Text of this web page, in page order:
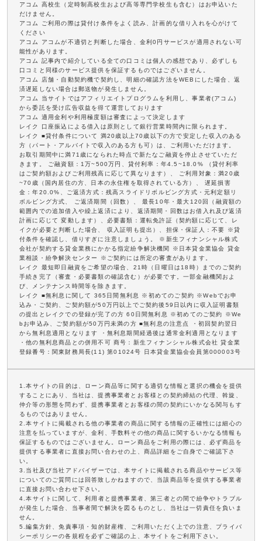
アコム 高校生（定時制高校生および高等専門学校生も含む）はお申込いた
だけません。
アコム ご利用の際は貸付け条件をよく読み、計画的な借り入れを心がけて
ください
アコム アコムが不適切と判断した場合、金利0円サービスが適用されない可
能性があります。
アコム 記事内で紹介している全ての口コミは個人の感想であり、必ずしも
口コミと同様のサービス提供を保証するものではございません。
アコム 店舗・自動契約機で契約し、明細の確認方法をWEBにした場合、返
済遅延しない場合は郵送物が発生しません。
アコム 当サイトではアフィリエイトプログラムを利用し、事業者(アコム)
から委託を受け広告収益を得て運営しております
アコム 適用金利や利用極度額は審査によって決定します
レイク 口座振込による借入は原則として銀行営業時間内に限られます。
レイク ■貸付条件について 満20歳以上70歳以下の方で安定した収入のある
方（パート・アルバイトで収入のある方も可）は、ご利用いただけます。
お取引期間中に満71歳になられた時点で新たなご融資を停止させていただ
きます。 ご融資額：1万~500万円、貸付利率：年4.5~18.0% （貸付利率
はご契約額およびご利用残高に応じて異なります）、 ご利用対象：満20歳
~70歳（国内居住の方、日本の永住権を取得されている方）、 遅延損害
金：年20.0%、ご返済方式：残高スライドリボルビング方式・元利定額リ
ボルビング方式、 ご返済期間（回数）、 最長10年・最大120回（融資額の
範囲内での追加借入や繰上返済により、返済期間・回数はお借入れ及び返済
計画に応じて 変動します）、必要書類：運転免許証（契約額に応じて、レ
イクが必要と判断した場合、 収入証明も提出）、担保・保証人：不要 ※貸
付条件を確認し、借りすぎに注意しましょう。 ※新生フィナンシャル株式
会社が契約する貸金業務にかかる指定紛争解決機関 ※日本貸金業協会 貸金
業相談・紛争解決センター ※ご契約には所定の審査があります。
レイク 最短即日融資をご希望の場合、21時（日曜日は18時）までのご契約
手続き完了（審査・必要書類の確認含む）が必要です。一部金融機関およ
び、メンテナンス時間等を除きます。
レイク ■無利息に関して 365日間無利息 ※初めてのご契約 ※Webでお申
込み・ご契約、ご契約額が50万円以上でご契約後59日以内に収入証明書類
の提出とレイクでの登録が完了の方 60日間無利息 ※初めてのご契約 ※We
bお申込み、ご契約額が50万円未満の方 ■無利息の注意点 ・初回契約翌日
から無利息適用となります ・無利息期間経過後は通常金利適用となります
・他の無利息商品との併用不可 商号：新生フィナンシャル株式会社 貸金業
登録番号：関東財務局長(11) 第01024号 日本貸金業協会会員第000003号
1.本サイトの目的は、ローン商品等に関する適切な情報と選択の機会を提供
することにあり、当社は、提携事業者とお客様との契約締結の代理、斡旋、
仲介等の形態を問わず、提携事業者とお客様の間の契約にいかなる関与もす
るものではありません。
2.本サイトに掲載される他の事業者の商品に関する情報の正確性には細心の
注意を払っていますが、金利、手数料その他の商品に関するいかなる情報も
保証するものではございません。ローン商品をご利用の際には、必ず商品を
提供する事業者に直接お問い合わせの上、商品詳細をご自身でご確認下さ
い。
3.当社及び当社アドバイザーでは、本サイトに掲載される商品やサービス等
についてのご質問には回答致しかねますので、当該商品等を提供する事業者
に直接お問い合わせ下さい。
4.本サイトに関して、利用者と提携事業者、第三者との間で紛争やトラブル
が発生した場合、当事者間で解決を図るものとし、当社は一切責任を負いま
せん。
5.編集方針、免責事項・知的財産権、ご利用いただく上での注意、プライバ
シーポリシーの各規程を必ずご確認の上、本サイトをご利用下さい。